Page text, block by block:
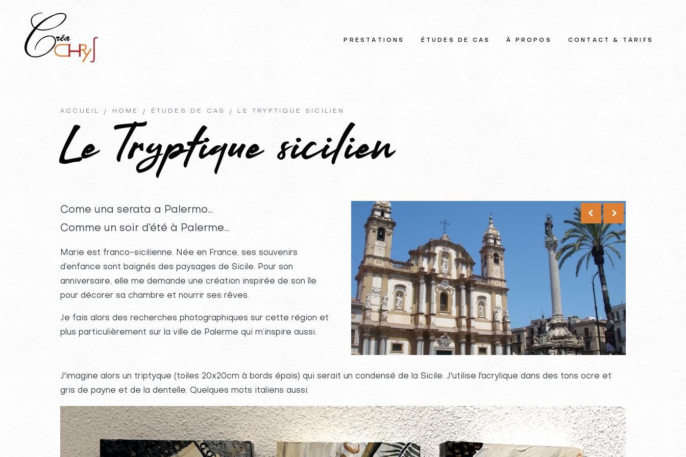
PRESTATIONS ÉTUDES DE CAS À PROPOS CONTACT & TARIFS
ACCUEIL HOME ÉTUDES DE CAS LE TRYPTIQUE SICILIEN
Le Tryptique sicilien
Come una serata a Palermo…
Comme un soir d’été à Palerme…
Marie est franco-sicilienne. Née en France, ses souvenirs
d’enfance sont baignés des paysages de Sicile. Pour son
anniversaire, elle me demande une création inspirée de son île
pour décorer sa chambre et nourrir ses rêves.
Je fais alors des recherches photographiques sur cette région et
plus particulièrement sur la ville de Palerme qui m’inspire aussi.
J'imagine alors un triptyque (toiles 20x20cm à bords épais) qui serait un condensé de la Sicile. J'utilise l'acrylique dans des tons ocre et
gris de payne et de la dentelle. Quelques mots italiens aussi.